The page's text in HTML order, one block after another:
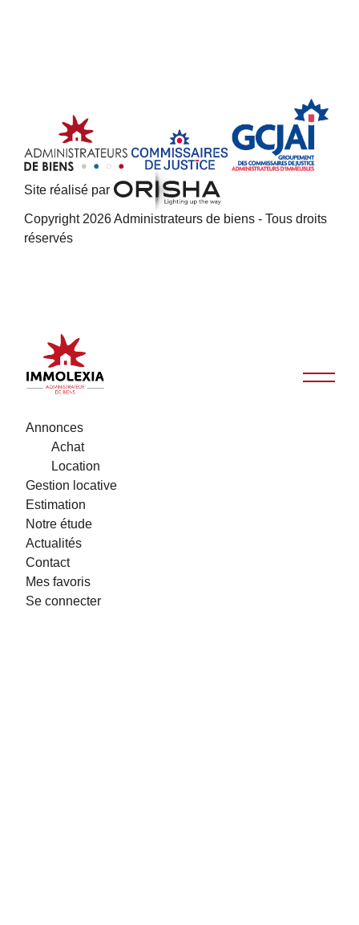
Site réalisé par
Copyright 2026 Administrateurs de biens - Tous droits
réservés
Annonces
Achat
Location
Gestion locative
Estimation
Notre étude
Actualités
Contact
Mes favoris
Se connecter